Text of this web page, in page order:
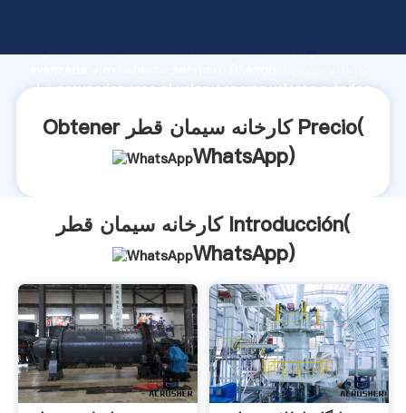
capacidad de producción, fuerza de investigación
قطر proveedor crea el valor y aporta valores a todos
Obtener کارخانه سیمان قطر Precio(
WhatsApp)
کارخانه سیمان قطر Introducción(
WhatsApp)